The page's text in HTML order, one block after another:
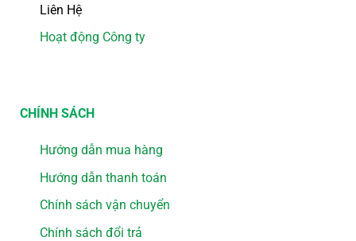
Liên Hệ
Hoạt động Công ty
CHÍNH SÁCH
Hướng dẫn mua hàng
Hướng dẫn thanh toán
Chính sách vận chuyển
Chính sách đổi trả